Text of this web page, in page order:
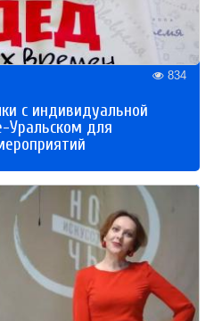
834
с индивидуальной
Уральском для